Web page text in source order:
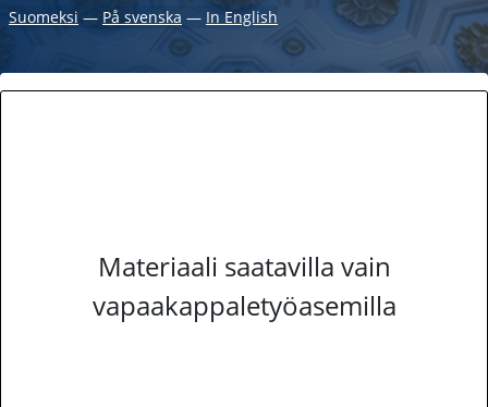
Suomeksi ― På svenska ― In English
Materiaali saatavilla vain
vapaakappaletyöasemilla